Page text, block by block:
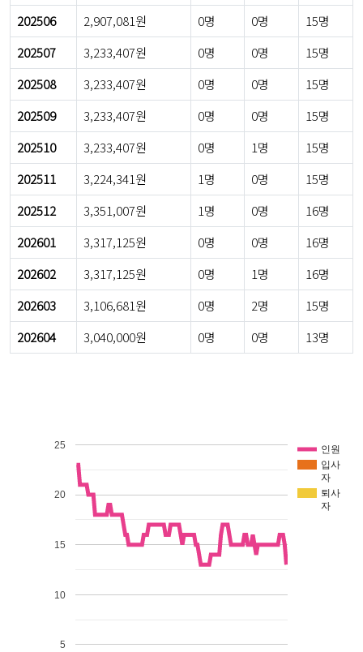
202506
2,907,081원 0명 0명
15명
202507
3,233,407원 0명 0명
15명
202508
3,233,407원 0명 0명
15명
202509
3,233,407원 0명 0명
15명
202510
3,233,407원 0명 1명
15명
202511
3,224,341원 1명 0명
15명
202512
3,351,007원 1명 0명
16명
202601
3,317,125원 0명 0명
16명
202602
3,317,125원 0명 1명
16명
202603
3,106,681원 0명 2명
15명
202604
3,040,000원 0명 0명 13명
인원
입사
자
퇴사
자
5
10
15
20
25